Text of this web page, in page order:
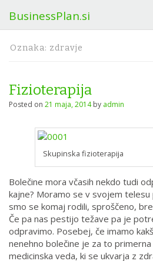
BusinessPlan.si
Oznaka: zdravje
Fizioterapija
Posted on 21 maja, 2014 by admin
Skupinska fizioterapija
Bolečine mora včasih nekdo tudi
kajne? Moramo se v svojem
smo se komaj rodili, sproščeno,
Če pa nas pestijo težave pa je
odpravimo. Posebej, če imamo
nenehno bolečine je za to primerna
medicinska veda, ki se ukvarja z